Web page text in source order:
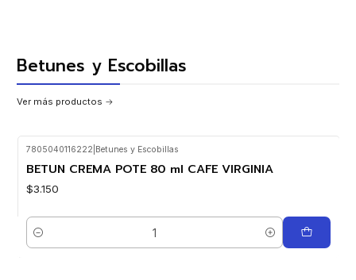
Betunes y Escobillas
Ver más productos
7805040116222 Betunes y Escobillas
BETUN CREMA POTE 80 ml CAFE VIRGINIA
$3.150
Cantidad